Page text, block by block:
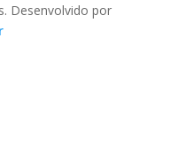
Desenvolvido por